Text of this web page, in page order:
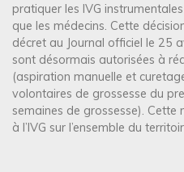
pratiquer les IVG
que les médecins. Cette
décret au Journal officiel le 25
sont désormais autorisées à
(aspiration manuelle et
volontaires de grossesse du
semaines de grossesse). Cette
à l’IVG sur l’ensemble du